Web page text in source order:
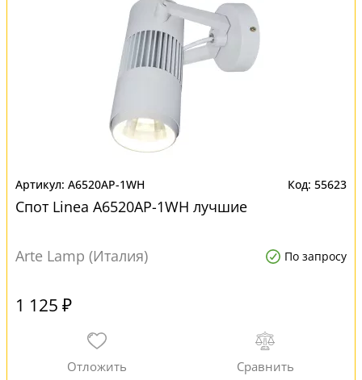
A6520AP-1WH 55623
Спот Linea A6520AP-1WH лучшие
Arte Lamp (Италия) По запросу
1 125 ₽